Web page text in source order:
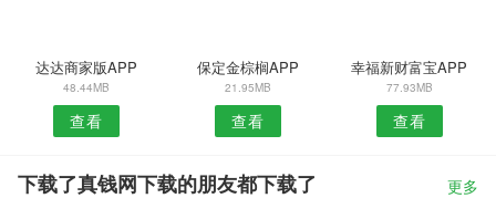
达达商家版APP
48.44MB
查看
保定金棕榈APP
21.95MB
查看
幸福新财富宝APP
77.93MB
查看
下载了真钱网下载的朋友都下载了 更多